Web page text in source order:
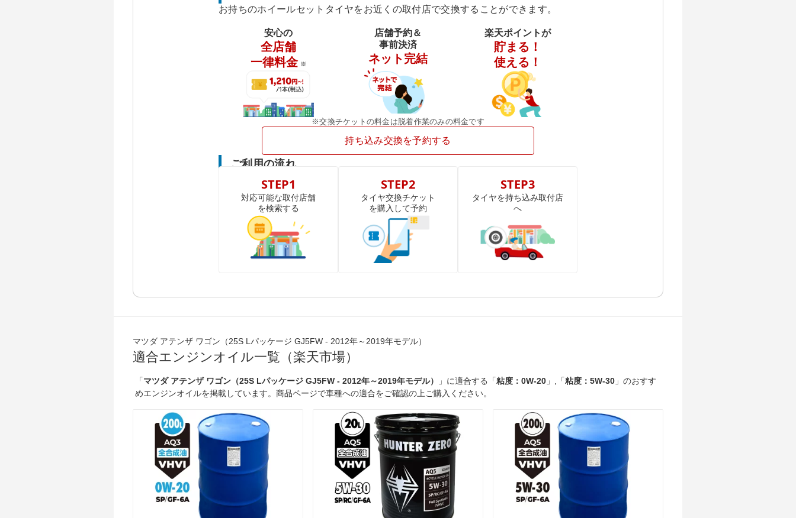
お持ちのホイールセットタイヤをお近くの取付店で交換することができます。
安心の
全店舗
一律料金 ※
店舗予約＆
事前決済
ネット完結
楽天ポイントが
貯まる！
使える！
※交換チケットの料金は脱着作業のみの料金です
持ち込み交換を予約する
ご利用の流れ
STEP1
対応可能な取付店舗
を検索する
STEP2
タイヤ交換チケット
を購入して予約
STEP3
タイヤを持ち込み取付店
へ
マツダ アテンザ ワゴン（25S Lパッケージ GJ5FW - 2012年～2019年モデル）
適合エンジンオイル一覧（楽天市場）
「マツダ アテンザ ワゴン（25S Lパッケージ GJ5FW - 2012年～2019年モデル） 」に適合する「粘度：0W-20 」,「粘度：5W-30 」のおすす
めエンジンオイルを掲載しています。商品ページで車種への適合をご確認の上ご購入ください。